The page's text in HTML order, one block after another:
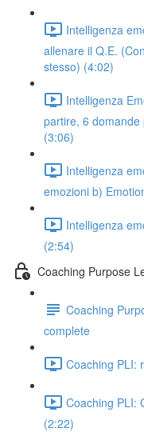
Intelligenza
allenare il Q.E.
stesso) (4:02)
Intelligenza
partire, 6
(3:06)
Intelligenza
emozioni b)
Intelligenza
(2:54)
Coaching Purpose
Coaching
complete
Coaching PLI:
Coaching PLI:
(2:22)